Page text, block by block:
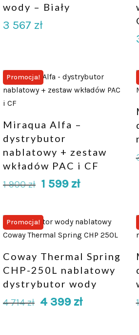
wody – Biały
3 567 zł
Promocja!
Miraqua Alfa –
dystrybutor
nablatowy + zestaw
wkładów PAC i CF
1 900zł 1 599 zł
Promocja!
Coway Thermal Spring
CHP-250L nablatowy
dystrybutor wody
4 714zł 4 399 zł